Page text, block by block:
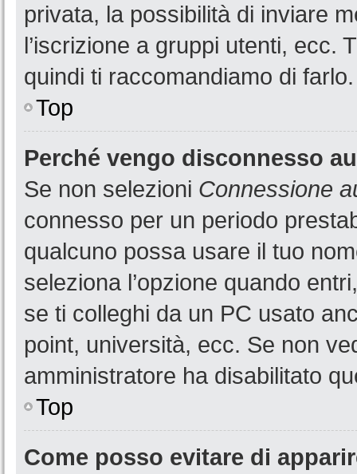
privata, la possibilità di inviare
l’iscrizione a gruppi utenti, ecc.
quindi ti raccomandiamo di farlo.
Top
Perché vengo disconnesso
Se non selezioni Connessione
connesso per un periodo
qualcuno possa usare il tuo
seleziona l’opzione quando
se ti colleghi da un PC usato
point, università, ecc. Se non
amministratore ha disabilitato
Top
Come posso evitare di